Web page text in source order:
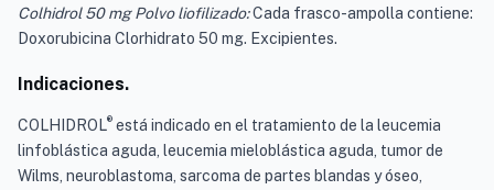
Colhidrol 50 mg Polvo liofilizado:Cada frasco-ampolla contiene:
Doxorubicina Clorhidrato 50 mg. Excipientes.
Indicaciones.
COLHIDROL® está indicado en el tratamiento de la leucemia
linfoblástica aguda, leucemia mieloblástica aguda, tumor de
Wilms, neuroblastoma, sarcoma de partes blandas y óseo,